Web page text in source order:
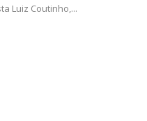
Luiz Coutinho,...